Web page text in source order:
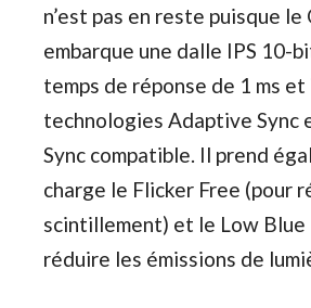
n’est pas en reste puisque le
embarque une dalle IPS 10-
temps de réponse de 1 ms
technologies Adaptive Sync
Sync compatible. Il prend
charge le Flicker Free (pour
scintillement) et le Low Blue
réduire les émissions de